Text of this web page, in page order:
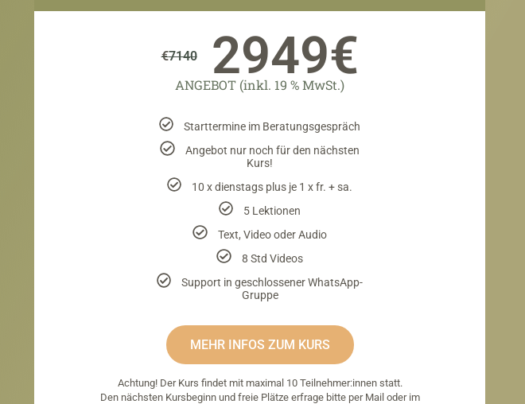
€7140 2949€
ANGEBOT (inkl. 19 % MwSt.)
Starttermine im Beratungsgespräch
Angebot nur noch für den nächsten
Kurs!
10 x dienstags plus je 1 x fr. + sa.
5 Lektionen
Text, Video oder Audio
8 Std Videos
Support in geschlossener WhatsApp-
Gruppe
MEHR INFOS ZUM KURS
Achtung! Der Kurs findet mit maximal 10 Teilnehmer:innen statt.
Den nächsten Kursbeginn und freie Plätze erfrage bitte per Mail oder im